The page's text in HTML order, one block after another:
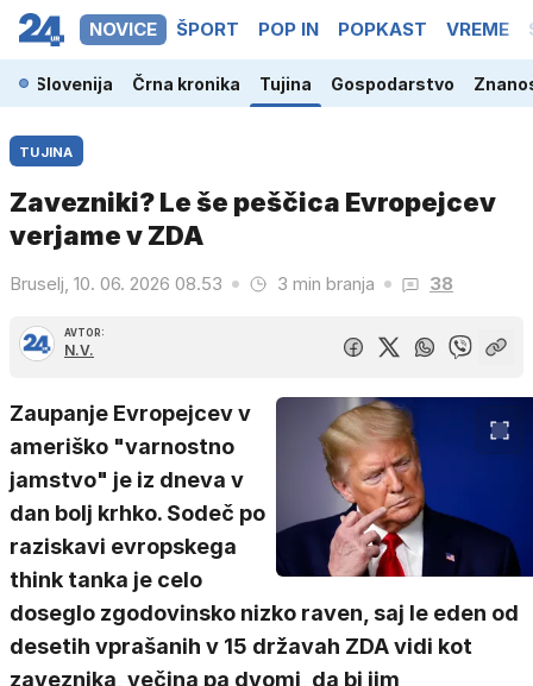
NOVICE ŠPORT POP IN POPKAST VREME
Slovenija Črna kronika Tujina Gospodarstvo
TUJINA
Zavezniki? Le še peščica Evropejcev
verjame v ZDA
Bruselj, 10. 06. 2026 08.53 3 min branja 38
AVTOR:
N.V.
Zaupanje Evropejcev v
ameriško "varnostno
jamstvo" je iz dneva v
dan bolj krhko. Sodeč po
raziskavi evropskega
think tanka je celo
doseglo zgodovinsko nizko raven, saj le eden od
desetih vprašanih v 15 državah ZDA vidi kot
zaveznika, večina pa dvomi, da bi jim